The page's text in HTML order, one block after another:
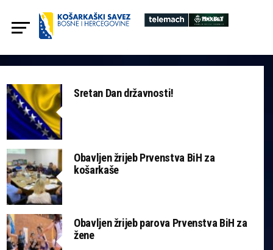
Sretan Dan državnosti!
Obavljen žrijeb Prvenstva BiH za
košarkaše
Obavljen žrijeb parova Prvenstva BiH za
žene